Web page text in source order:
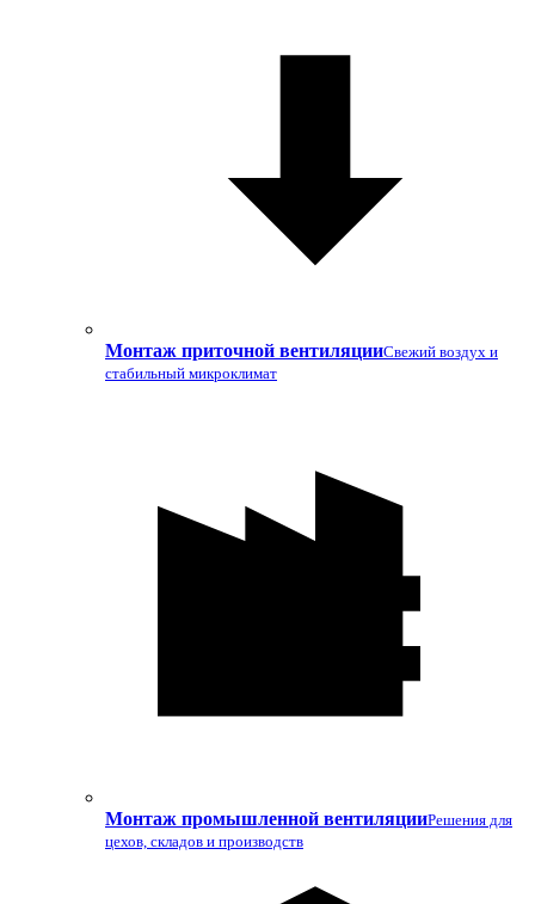
Монтаж приточной вентиляцииСвежий воздух и
стабильный микроклимат
Монтаж промышленной вентиляцииРешения для
цехов, складов и производств